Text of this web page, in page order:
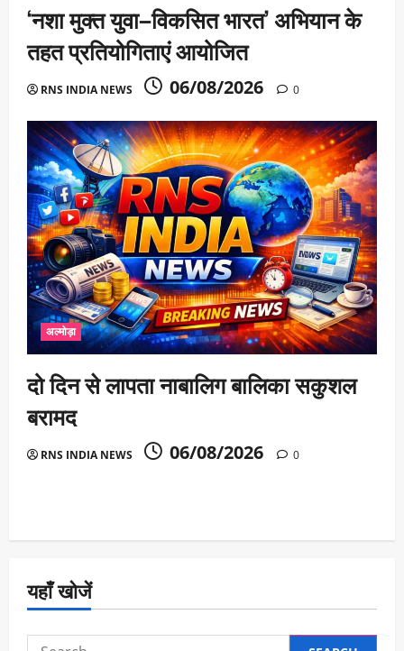
‘नशा मुक्त युवा–विकसित भारत’ अभियान के
तहत प्रतियोगिताएं आयोजित
RNS INDIA NEWS 06/08/2026 0
अल्मोड़ा
दो दिन से लापता नाबालिग बालिका सकुशल
बरामद
RNS INDIA NEWS 06/08/2026 0
यहाँ खोजें